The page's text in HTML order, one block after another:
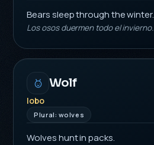
Bears sleep through the winter.
Los osos duermen todo el invierno.
Wolf
lobo
Plural: wolves
Wolves hunt in packs.